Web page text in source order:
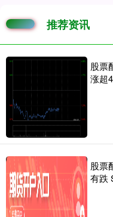
推荐资讯
股票
涨超
股票
有跌